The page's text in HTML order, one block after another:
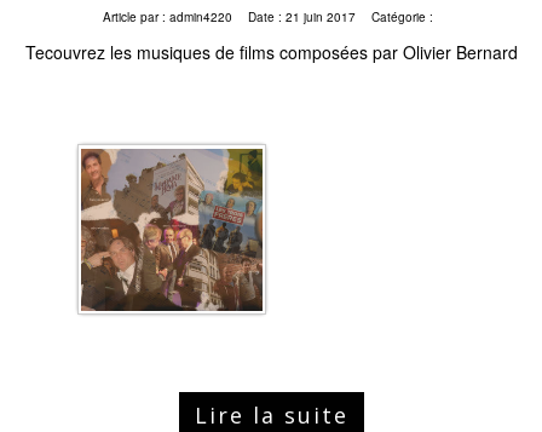
Article par : admin4220 Date : 21 juin 2017 Catégorie :
Tecouvrez les musiques de films composées par Olivier Bernard
Lire la suite